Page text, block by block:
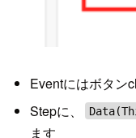
Eventにはボタン
Stepに、
ます